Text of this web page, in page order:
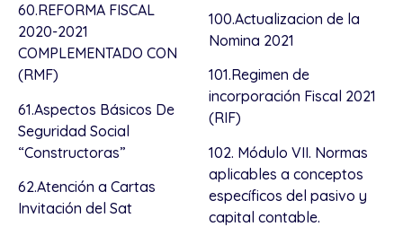
60.REFORMA FISCAL
2020-2021
COMPLEMENTADO CON
(RMF)
61.Aspectos Básicos De
Seguridad Social
“Constructoras”
62.Atención a Cartas
Invitación del Sat
100.Actualizacion de la
Nomina 2021
101.Regimen de
incorporación Fiscal 2021
(RIF)
102. Módulo VII. Normas
aplicables a conceptos
específicos del pasivo y
capital contable.